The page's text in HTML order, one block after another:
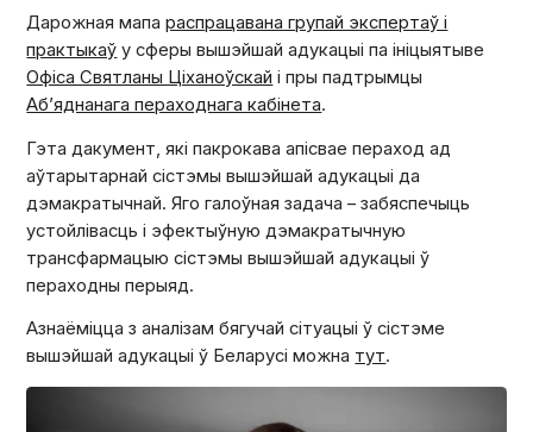
Дарожная мапараспрацавана групай экспертаў і
практыкаў у сферы вышэйшай адукацыі па ініцыятыве
Офіса Святланы Ціханоўскай і пры падтрымцы
Аб’яднанага пераходнага кабінета.
Гэта дакумент, які пакрокава апісвае пераход ад
аўтарытарнай сістэмы вышэйшай адукацыі да
дэмакратычнай. Яго галоўная задача – забяспечыць
устойлівасць і эфектыўную дэмакратычную
трансфармацыю сістэмы вышэйшай адукацыі ў
пераходны перыяд.
Азнаёміцца з аналізам бягучай сітуацыі ў сістэме
вышэйшай адукацыі ў Беларусі можна тут.